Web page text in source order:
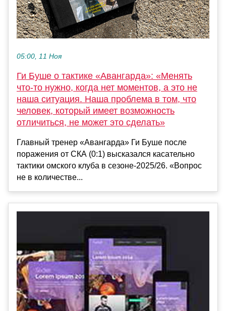
05:00, 11 Ноя
Ги Буше о тактике «Авангарда»: «Менять
что-то нужно, когда нет моментов, а это не
наша ситуация. Наша проблема в том, что
человек, который имеет возможность
отличиться, не может это сделать»
Главный тренер «Авангарда» Ги Буше после
поражения от СКА (0:1) высказался касательно
тактики омского клуба в сезоне-2025/26. «Вопрос
не в количестве...